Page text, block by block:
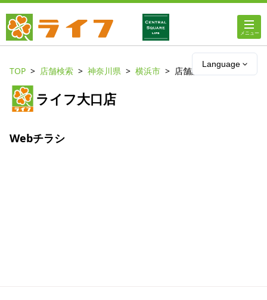
Language
店舗・チラシ情報
TOP 店舗検索 神奈川県 横浜市 店舗詳細
ライフ大口店
Webチラシ